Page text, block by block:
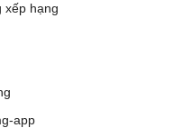
xếp hạng